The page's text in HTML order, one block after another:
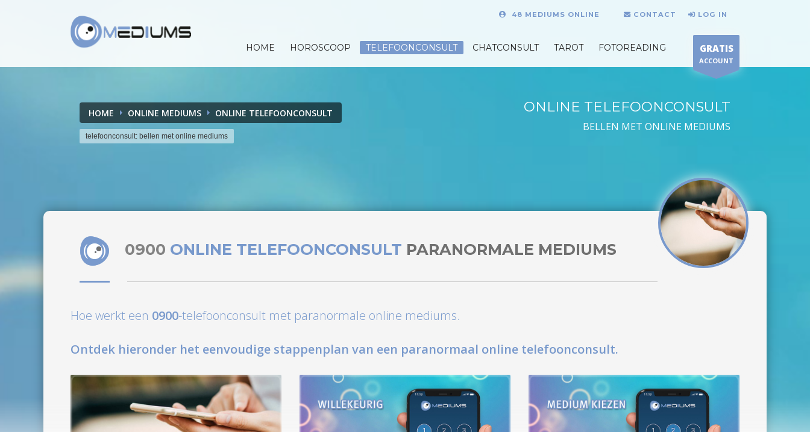
48 MEDIUMS ONLINE CONTACT LOG IN
HOME HOROSCOOP TELEFOONCONSULT CHATCONSULT TAROT FOTOREADING GRATIS
ACCOUNT
HOME ONLINE MEDIUMS ONLINE TELEFOONCONSULT
telefoonconsult: bellen met online mediums
ONLINE TELEFOONCONSULT
BELLEN MET ONLINE MEDIUMS
0900 ONLINE TELEFOONCONSULT PARANORMALE MEDIUMS
Hoe werkt een 0900-telefoonconsult met paranormale online mediums.
Ontdek hieronder het eenvoudige stappenplan van een paranormaal online telefoonconsult.